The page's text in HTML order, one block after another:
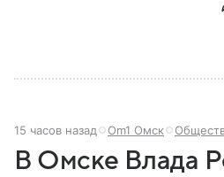
15 часов назад Om1 Омск
В Омске Влада